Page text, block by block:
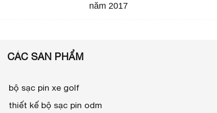
năm 2017
CÁC SẢN PHẨM
bộ sạc pin xe golf
thiết kế bộ sạc pin odm